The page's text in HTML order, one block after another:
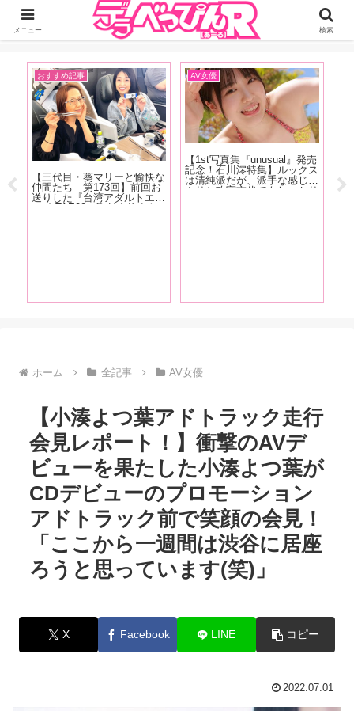
ジーオーティーが運営するちょっとHなニュースサイ。サイト内のリンクには
DMMアフィリエイトが含まれているものがあります
向
おすすめ記事
【三代目・葵マリーと愉快な
仲間たち 第173回】前回お
送りした『台湾アダルトエキ
スポ TAE09』取材を終えた
AV女優
【1st写真集『unusual』発売
記念！石川澪特集】ルックス
は清純派だが、派手な感じっ
ぷりと攻守交代でもしっかり
作
遂
ホーム 全記事 AV女優
【小湊よつ葉アドトラック走行
会見レポート！】衝撃のAVデ
ビューを果たした小湊よつ葉が
CDデビューのプロモーション
アドトラック前で笑顔の会見！
「ここから一週間は渋谷に居座
ろうと思っています(笑)」
X Facebook LINE コピー
2022.07.01
メニュー 検索